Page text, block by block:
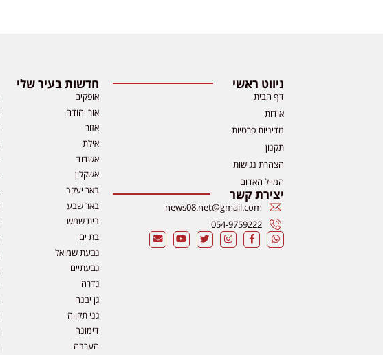
ניווט ראשי
דף הבית
אודות
מדיניות פרטיות
תקנון
הצהרת נגישות
המייל האדום
יצירת קשר
news08.net@gmail.com
054-9759222
חדשות בעיר שלי
אופקים
אור יהודה
אזור
אילת
אשדוד
אשקלון
באר יעקב
באר שבע
בית שמש
בת ים
גבעת שמואל
גבעתיים
גדרה
גן יבנה
גני תקווה
דימונה
הערבה